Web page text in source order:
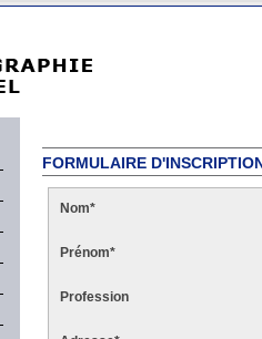
FORMULAIRE
Nom*
Prénom*
Profession